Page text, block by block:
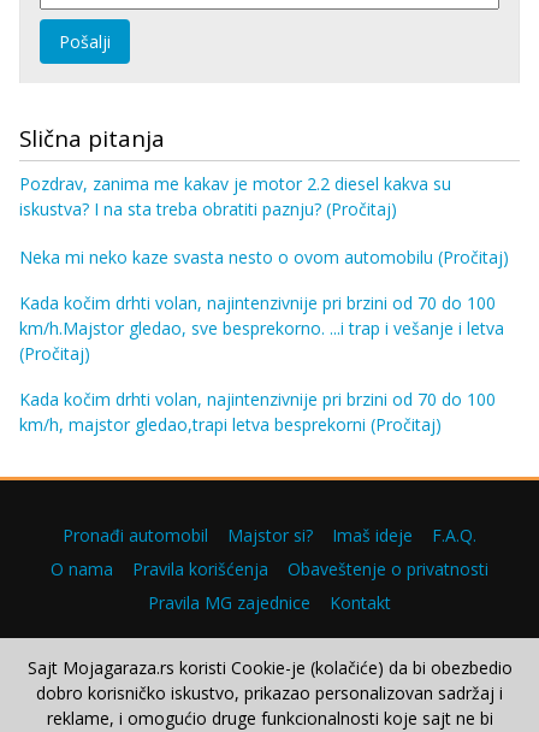
Pošalji
Slična pitanja
Pozdrav, zanima me kakav je motor 2.2 diesel kakva su
iskustva? I na sta treba obratiti paznju? (Pročitaj)
Neka mi neko kaze svasta nesto o ovom automobilu (Pročitaj)
Kada kočim drhti volan, najintenzivnije pri brzini od 70 do 100
km/h.Majstor gledao, sve besprekorno. ...i trap i vešanje i letva
(Pročitaj)
Kada kočim drhti volan, najintenzivnije pri brzini od 70 do 100
km/h, majstor gledao,trapi letva besprekorni (Pročitaj)
Pronađi automobil Majstor si? Imaš ideje
F.A.Q.
O nama
Pravila korišćenja
Obaveštenje o privatnosti
Pravila MG zajednice
Kontakt
Copyright © 2000–2026.
Sajt Mojagaraza.rs koristi Cookie-je (kolačiće) da bi obezbedio
dobro korisničko iskustvo, prikazao personalizovan sadržaj i
reklame, i omogućio druge funkcionalnosti koje sajt ne bi